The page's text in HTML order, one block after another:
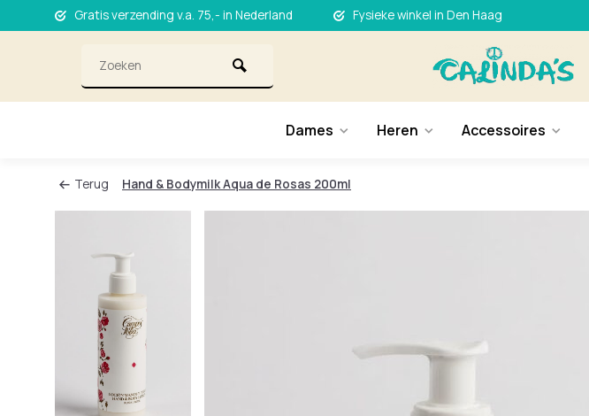
Gratis verzending v.a. 75,- in Nederland Fysieke winkel in Den Haag
Dames Heren Accessoires
Terug Hand & Bodymilk Aqua de Rosas 200ml